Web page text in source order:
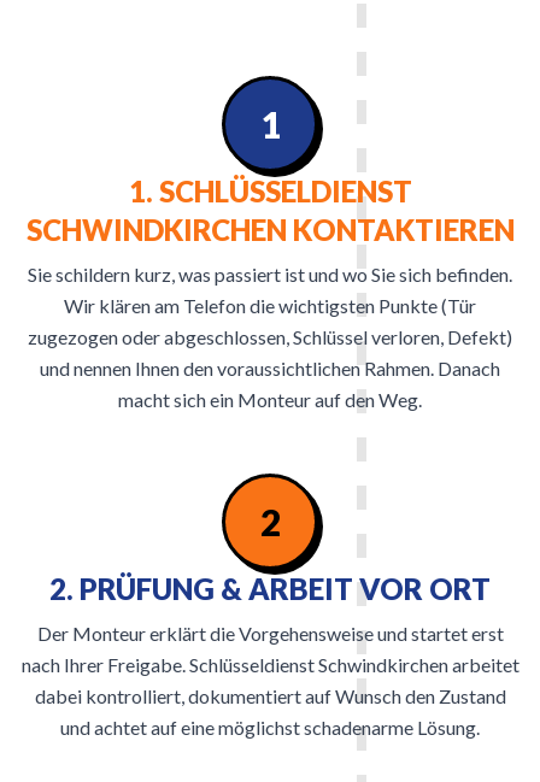
1. SCHLÜSSELDIENST
SCHWINDKIRCHEN KONTAKTIEREN
Sie schildern kurz, was passiert ist und wo Sie sich befinden.
Wir klären am Telefon die wichtigsten Punkte (Tür
zugezogen oder abgeschlossen, Schlüssel verloren, Defekt)
und nennen Ihnen den voraussichtlichen Rahmen. Danach
macht sich ein Monteur auf den Weg.
1
2
2. PRÜFUNG & ARBEIT VOR ORT
Der Monteur erklärt die Vorgehensweise und startet erst
nach Ihrer Freigabe. Schlüsseldienst Schwindkirchen arbeitet
dabei kontrolliert, dokumentiert auf Wunsch den Zustand
und achtet auf eine möglichst schadenarme Lösung.